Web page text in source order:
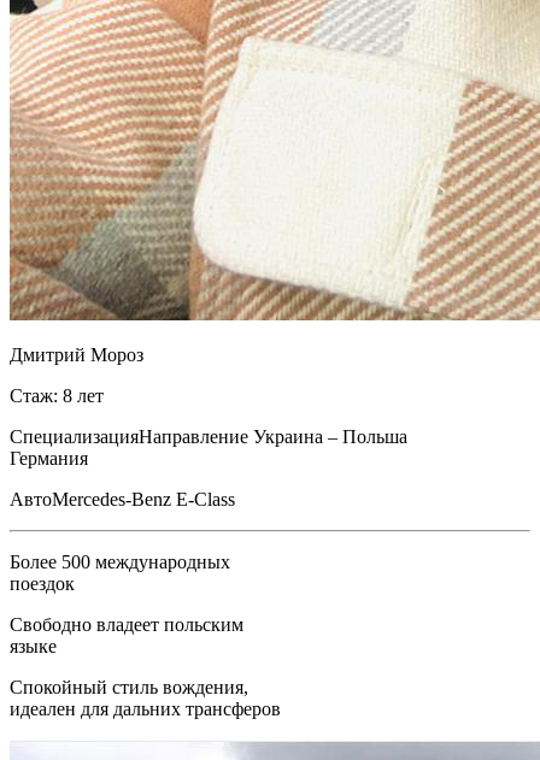
Дмитрий Мороз
Стаж: 8 лет
СпециализацияНаправление Украина – Польша
Германия
АвтоMercedes-Benz E-Class
Более 500 международных
поездок
Свободно владеет польским
языке
Спокойный стиль вождения,
идеален для дальних трансферов